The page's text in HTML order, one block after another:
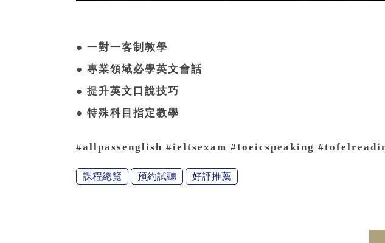
● 一對一客制教學
● 專業領域必學英文會話
● 提升英文口說技巧
● 特殊科目指定教學
#allpassenglish #ieltsexam #toeicspeaking
課程總覽 預約試聽 好評推薦